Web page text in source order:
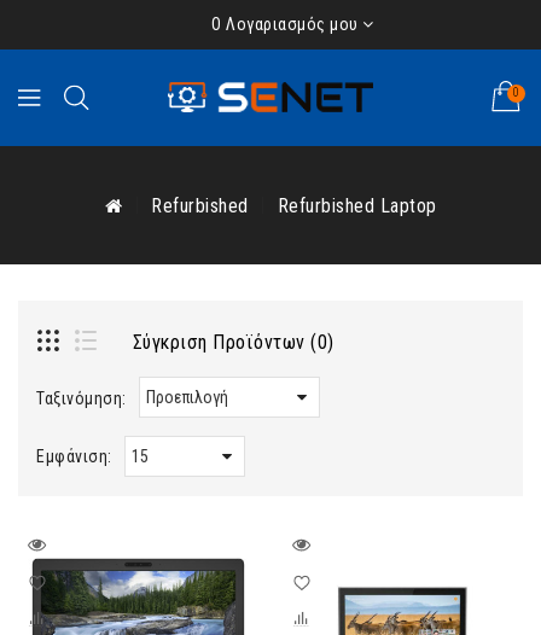
Ο Λογαριασμός μου
0
Refurbished Refurbished Laptop
Σύγκριση Προϊόντων (0)
Ταξινόμηση:
Εμφάνιση: